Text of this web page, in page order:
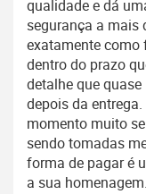
qualidade e dá
segurança a mais
exatamente como
dentro do prazo
detalhe que
depois da
momento muito
sendo tomadas
forma de pagar é
a sua homenagem.